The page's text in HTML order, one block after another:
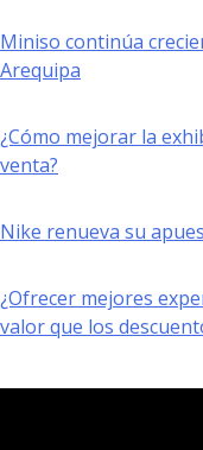
Miniso continúa
Arequipa
¿Cómo mejorar la
venta?
Nike renueva su
¿Ofrecer mejores
valor que los